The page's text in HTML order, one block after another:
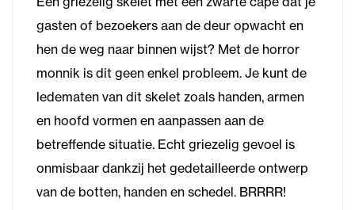
gasten of bezoekers aan de deur opwacht en
hen de weg naar binnen wijst? Met de horror
monnik is dit geen enkel probleem. Je kunt de
ledematen van dit skelet zoals handen, armen
en hoofd vormen en aanpassen aan de
betreffende situatie. Echt griezelig gevoel is
onmisbaar dankzij het gedetailleerde ontwerp
van de botten, handen en schedel. BRRRR!